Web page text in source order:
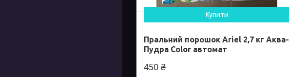
Купити
Пральний порошок Ariel 2,7 кг Аква-
Пудра Color автомат
450 ₴